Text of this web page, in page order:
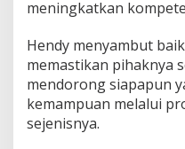
i
i
t
meningkatkan
Hendy menyambut
memastikan pihaknya
mendorong siapapun
kemampuan melalui
sejenisnya.